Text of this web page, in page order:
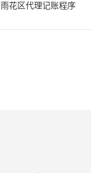
雨花区代理记账程序